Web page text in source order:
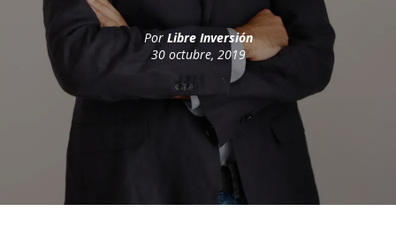
Por Libre Inversión
30 octubre, 2019